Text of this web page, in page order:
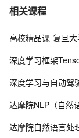
7 使用PyTorch解
8 基于Pytorch的
10基于tensorflow
相关课程
高校精品课-复旦
深度学习框架
深度学习与自动驾
达摩院NLP（自然
达摩院自然语言处